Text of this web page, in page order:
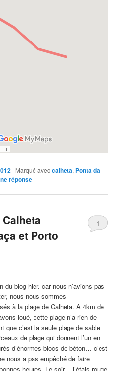
| Marqué aveccalheta, Ponta da
réponse
et Porto
1
du blog hier, car nous n’avions pas
nous nous sommes
à la plage de Calheta. A 4km de
loué, cette plage n’a rien de
que c’est la seule plage de sable
de plage qui donnent l’un en
d’énormes blocs de béton… c’est
nous a pas empêché de faire
heures. Le soir… j’étais rouge